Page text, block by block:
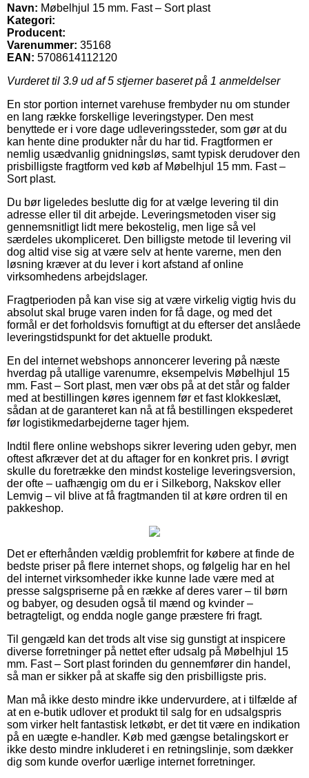
Navn: Møbelhjul 15 mm. Fast – Sort plast
Kategori:
Producent:
Varenummer: 35168
EAN: 5708614112120
Vurderet til 3.9 ud af 5 stjerner baseret på 1 anmeldelser
En stor portion internet varehuse frembyder nu om stunder
en lang række forskellige leveringstyper. Den mest
benyttede er i vore dage udleveringssteder, som gør at du
kan hente dine produkter når du har tid. Fragtformen er
nemlig usædvanlig gnidningsløs, samt typisk derudover den
prisbilligste fragtform ved køb af Møbelhjul 15 mm. Fast –
Sort plast.
Du bør ligeledes beslutte dig for at vælge levering til din
adresse eller til dit arbejde. Leveringsmetoden viser sig
gennemsnitligt lidt mere bekostelig, men lige så vel
særdeles ukompliceret. Den billigste metode til levering vil
dog altid vise sig at være selv at hente varerne, men den
løsning kræver at du lever i kort afstand af online
virksomhedens arbejdslager.
Fragtperioden på kan vise sig at være virkelig vigtig hvis du
absolut skal bruge varen inden for få dage, og med det
formål er det forholdsvis fornuftigt at du efterser det anslåede
leveringstidspunkt for det aktuelle produkt.
En del internet webshops annoncerer levering på næste
hverdag på utallige varenumre, eksempelvis Møbelhjul 15
mm. Fast – Sort plast, men vær obs på at det står og falder
med at bestillingen køres igennem før et fast klokkeslæt,
sådan at de garanteret kan nå at få bestillingen ekspederet
før logistikmedarbejderne tager hjem.
Indtil flere online webshops sikrer levering uden gebyr, men
oftest afkræver det at du aftager for en konkret pris. I øvrigt
skulle du foretrække den mindst kostelige leveringsversion,
der ofte – uafhængig om du er i Silkeborg, Nakskov eller
Lemvig – vil blive at få fragtmanden til at køre ordren til en
pakkeshop.
Det er efterhånden vældig problemfrit for købere at finde de
bedste priser på flere internet shops, og følgelig har en hel
del internet virksomheder ikke kunne lade være med at
presse salgspriserne på en række af deres varer – til børn
og babyer, og desuden også til mænd og kvinder –
betragteligt, og endda nogle gange præstere fri fragt.
Til gengæld kan det trods alt vise sig gunstigt at inspicere
diverse forretninger på nettet efter udsalg på Møbelhjul 15
mm. Fast – Sort plast forinden du gennemfører din handel,
så man er sikker på at skaffe sig den prisbilligste pris.
Man må ikke desto mindre ikke undervurdere, at i tilfælde af
at en e-butik udlover et produkt til salg for en udsalgspris
som virker helt fantastisk letkøbt, er det tit være en indikation
på en uægte e-handler. Køb med gængse betalingskort er
ikke desto mindre inkluderet i en retningslinje, som dækker
dig som kunde overfor uærlige internet forretninger.